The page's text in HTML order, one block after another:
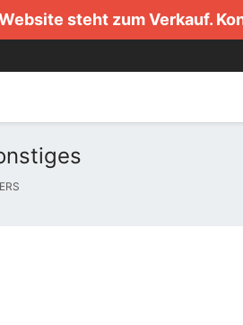
steht zum Verkauf.